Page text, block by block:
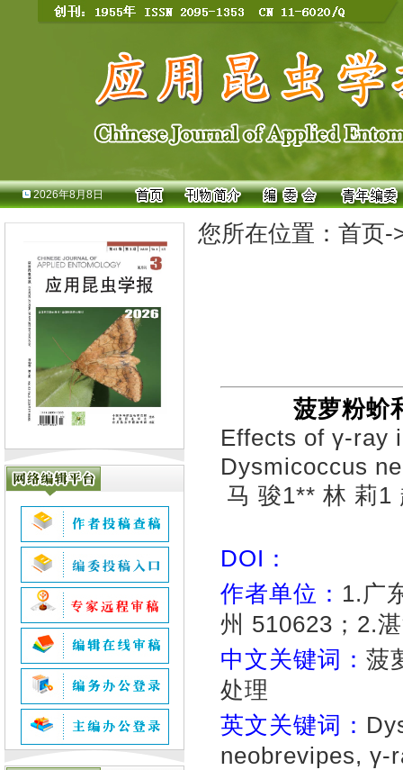
2026年8月8日
您所在位置： 首页-
菠萝粉蚧
Effects of γ-ray
Dysmicoccus
马 骏1** 林 莉1
DOI：
作者单位： 1.广
州 510623；2.
中文关键词： 菠
处理
英文关键词：
neobrevipes, γ-